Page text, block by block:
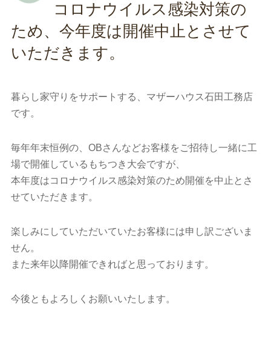
コロナウイルス感染対策の
ため、今年度は開催中止とさせて
いただきます。
暮らし家守りをサポートする、マザーハウス石田工務店
です。
毎年年末恒例の、OBさんなどお客様をご招待し一緒に工
場で開催しているもちつき大会ですが、
本年度はコロナウイルス感染対策のため開催を中止とさ
せていただきます。
楽しみにしていただいていたお客様には申し訳ございま
せん。
また来年以降開催できればと思っております。
今後ともよろしくお願いいたします。